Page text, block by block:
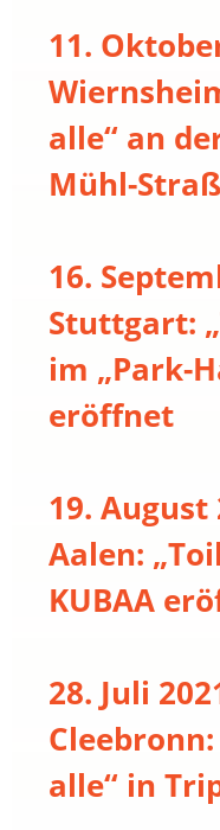
11.
alle“ an
Mühl-
16.
Stuttgart:
im „Park-
eröffnet
19. August
Aalen:
KUBAA
28. Juli
alle“ in